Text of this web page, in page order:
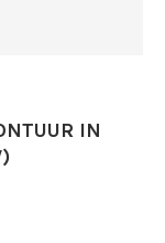
IN